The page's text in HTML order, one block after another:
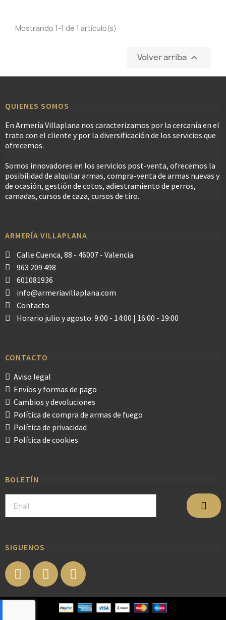
Mostrando 1-1 de 1 artículo(s)
Volver arriba 
QUIENES SOMOS
En Armería Villaplana nos caracterizamos por la cercanía en el
trato con el cliente y por la diversificación de los servicios que
ofrecemos.
Somos innovadores en los servicios post-venta, ofrecemos la
posibilidad de alquilar armas, compra-venta de armas nuevas y
de ocasión, gestión de cotos, adiestramiento de perros,
camadas, cursos de caza, cursos de tiro.
ARMERÍA VILLAPLANA
Calle Cuenca, 88 - 46007 - Valencia
963 209 498
601081936
info@armeriavillaplana.com
Contacto
Horario julio y agosto: 9:00 - 14:00 | 16:00 - 19:00
CONTACTO
Aviso legal
Envíos y formas de pago
Cambios y devoluciones
Política de compra de armas de fuego
Política de privacidad
Política de cookies
BOLETÍN
SIGUENOS